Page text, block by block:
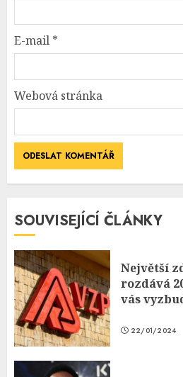
E-mail *
Webová stránka
SOUVISEJÍCÍ ČLÁNKY
Největší
rozdává
vás
22/01/2024